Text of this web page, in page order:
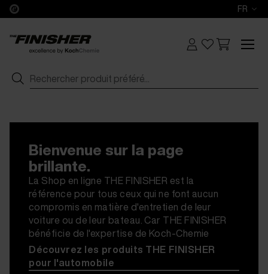
FR
Bienvenue sur la page
brillante.
La Shop en ligne THE FINISHER est la
référence pour tous ceux qui ne font aucun
compromis en matière d'entretien de leur
voiture ou de leur bateau. Car THE FINISHER
bénéficie de l'expertise de Koch-Chemie
Découvrez les produits THE FINISHER
pour l'automobile